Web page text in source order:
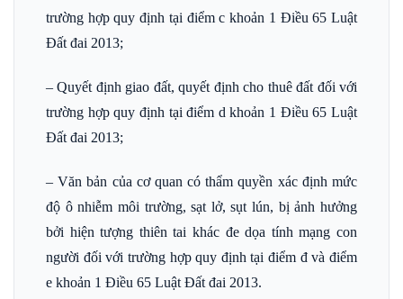
trường hợp quy định tại điểm c khoản 1 Điều 65 Luật
Đất đai 2013;
– Quyết định giao đất, quyết định cho thuê đất đối với
trường hợp quy định tại điểm d khoản 1 Điều 65 Luật
Đất đai 2013;
– Văn bản của cơ quan có thẩm quyền xác định mức
độ ô nhiễm môi trường, sạt lở, sụt lún, bị ảnh hưởng
bởi hiện tượng thiên tai khác đe dọa tính mạng con
người đối với trường hợp quy định tại điểm đ và điểm
e khoản 1 Điều 65 Luật Đất đai 2013.